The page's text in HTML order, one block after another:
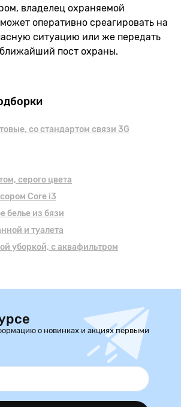
владелец охраняемой
оперативно среагировать на
ситуацию или же передать
пост охраны.
cо стандартом связи 3G
серого цвета
Core i3
белье из бязи
и туалета
уборкой, с аквафильтром
о новинках и акциях первыми